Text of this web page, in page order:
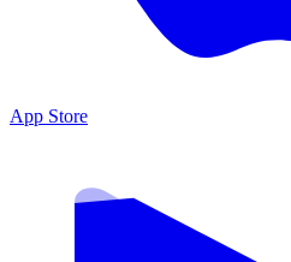
App Store